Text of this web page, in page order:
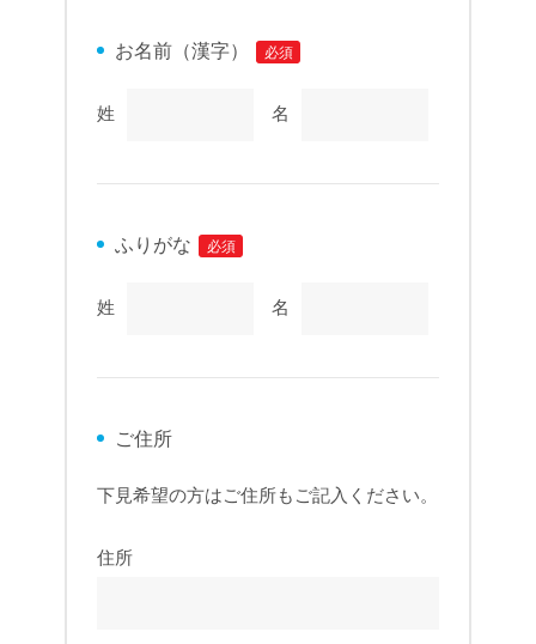
お名前（漢字） 必須
姓 名
ふりがな 必須
姓 名
ご住所
下見希望の方はご住所もご記入ください。
住所